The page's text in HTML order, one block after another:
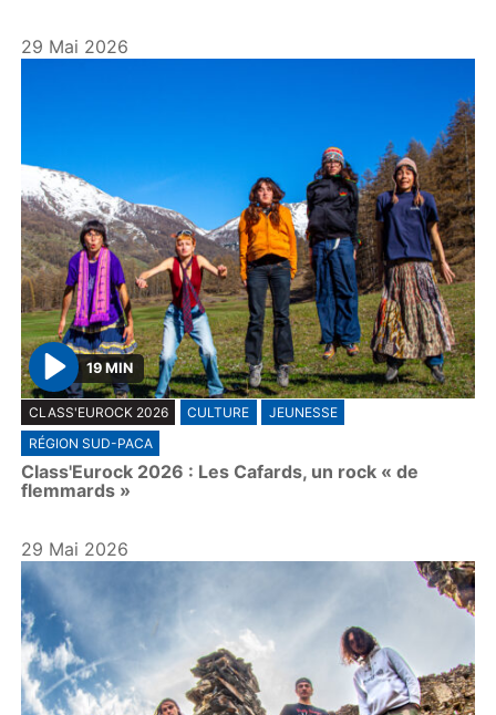
29 Mai 2026
P
l
a
y
19 MIN
CLASS'EUROCK 2026 CULTURE
JEUNESSE
RÉGION SUD-PACA
Class'Eurock 2026 : Les Cafards, un rock « de
flemmards »
29 Mai 2026